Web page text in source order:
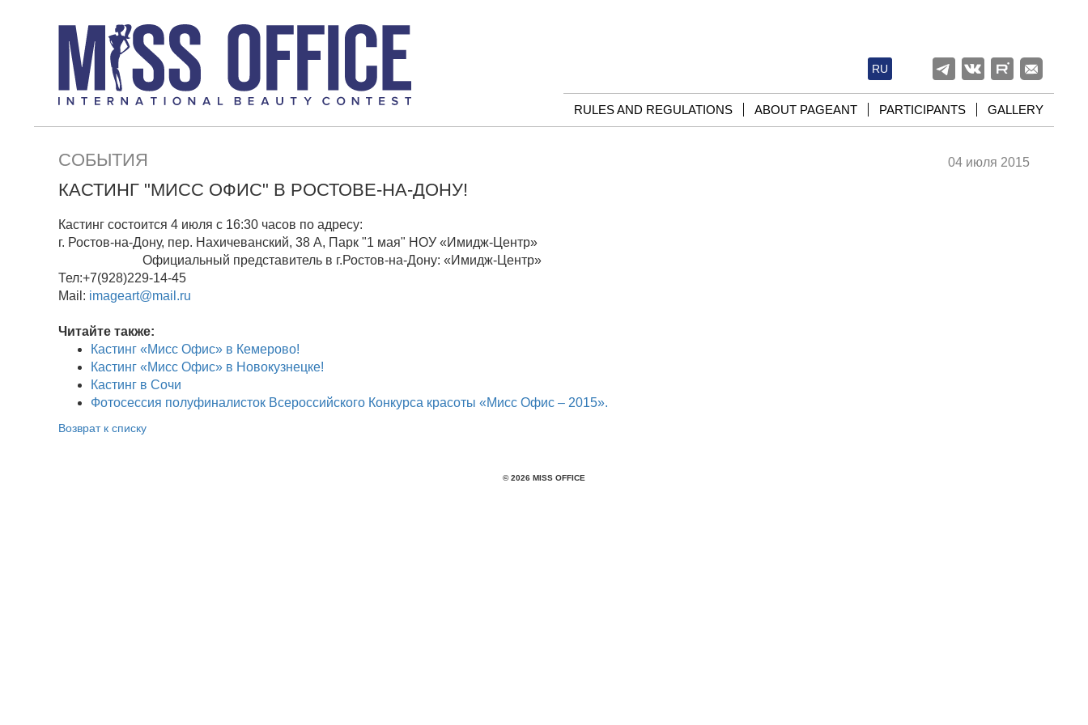
RU
RULES AND REGULATIONS ABOUT PAGEANT PARTICIPANTS GALLERY
СОБЫТИЯ 04 июля 2015
КАСТИНГ "МИСС ОФИС" В РОСТОВЕ-НА-ДОНУ!
Кастинг состоится 4 июля с 16:30 часов по адресу:
г. Ростов-на-Дону, пер. Нахичеванский, 38 А, Парк "1 мая" НОУ «Имидж-Центр»
Официальный представитель в г.Ростов-на-Дону: «Имидж-Центр»
Тел:+7(928)229-14-45
Mail: imageart@mail.ru
Читайте также:
Кастинг «Мисс Офис» в Кемерово!
Кастинг «Мисс Офис» в Новокузнецке!
Кастинг в Сочи
Фотосессия полуфиналисток Всероссийского Конкурса красоты «Мисс Офис – 2015».
Возврат к списку
© 2026 MISS OFFICE